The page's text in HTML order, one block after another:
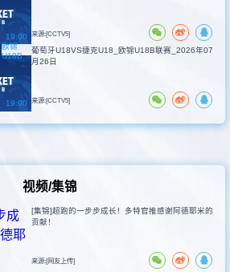
19:00 来源:[CCTV5]
欧锦
U18B
19:00
葡萄牙U18VS捷克U18_欧锦U18B联赛_2026年07
月26日
来源:[CCTV5]
视频/集锦
[集锦]超跑的一步步成长！多特官推感谢阿德耶米的
贡献！
来源:[网友上传]